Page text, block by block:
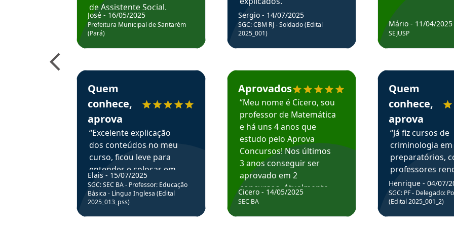
de Assistente Social.
Hoje estou atuando na
Prefeitura de Santarém.
José - 16/05/2025
Prefeitura Municipal de Santarém
(Pará)
Estudante Elais recomenda o Aprova Concursos em depoimento
Quem
conhece,
aprova
“Excelente explicação
dos conteúdos no meu
curso, ficou leve para
entender e colocar em
prática através da
resolução de questões.”
Elais - 15/07/2025
SGC: SEC BA - Professor: Educação
Básica - Língua Inglesa (Edital
2025_013_pss)
Sergio - 14/07/2025
SGC: CBM RJ - Soldado (Edital
2025_001)
Estudante Cicero recomenda o Aprova Concursos em depoimento
Aprovados
“Meu nome é Cícero, sou
professor de Matemática
e há uns 4 anos que
estudo pelo Aprova
Concursos! Nos últimos
3 anos conseguir ser
aprovado em 2
concursos. Atualmente,
estou atuando como
Cicero - 14/05/2025
SEC BA
Mário - 11/04/2025
SEJUSP
Estudante Henrique
Quem
conhece,
aprova
“Já fiz cursos de
criminologia em
preparatórios,
professores
fiz curso em pós
graduação.
Professor do
sem dúvida, o
Henrique - 04/07/
SGC: PF - Delegado:
(Edital 2025_001_2)